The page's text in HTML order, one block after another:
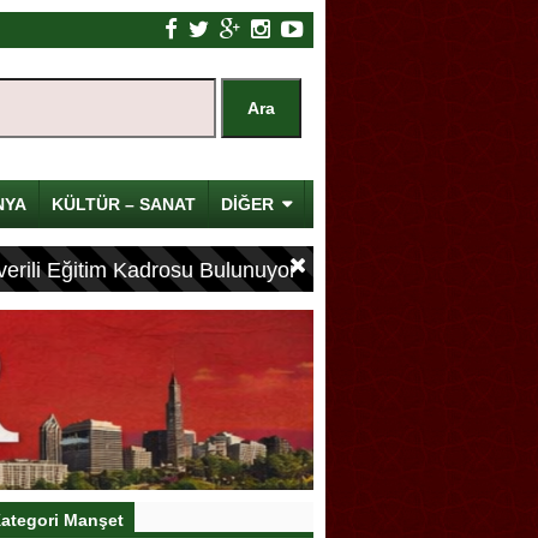
KÜLTÜR – SANAT DİĞER
Eğitim Kadrosu Bulunuyor
Manşet